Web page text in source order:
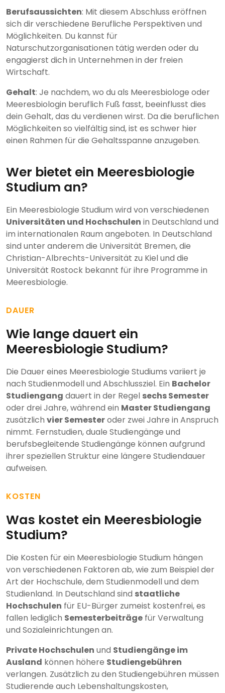
Berufsaussichten: Mit diesem Abschluss eröffnen
sich dir verschiedene Berufliche Perspektiven und
Möglichkeiten. Du kannst für
Naturschutzorganisationen tätig werden oder du
engagierst dich in Unternehmen in der freien
Wirtschaft.
Gehalt: Je nachdem, wo du als Meeresbiologe oder
Meeresbiologin beruflich Fuß fasst, beeinflusst dies
dein Gehalt, das du verdienen wirst. Da die beruflichen
Möglichkeiten so vielfältig sind, ist es schwer hier
einen Rahmen für die Gehaltsspanne anzugeben.
Wer bietet ein Meeresbiologie
Studium an?
Ein Meeresbiologie Studium wird von verschiedenen
Universitäten und Hochschulen in Deutschland und
im internationalen Raum angeboten. In Deutschland
sind unter anderem die Universität Bremen, die
Christian-Albrechts-Universität zu Kiel und die
Universität Rostock bekannt für ihre Programme in
Meeresbiologie.
DAUER
Wie lange dauert ein
Meeresbiologie Studium?
Die Dauer eines Meeresbiologie Studiums variiert je
nach Studienmodell und Abschlussziel. Ein Bachelor
Studiengang dauert in der Regel sechs Semester
oder drei Jahre, während ein Master Studiengang
zusätzlich vier Semesteroder zwei Jahre in Anspruch
nimmt. Fernstudien, duale Studiengänge und
berufsbegleitende Studiengänge können aufgrund
ihrer speziellen Struktur eine längere Studiendauer
aufweisen.
KOSTEN
Was kostet ein Meeresbiologie
Studium?
Die Kosten für ein Meeresbiologie Studium hängen
von verschiedenen Faktoren ab, wie zum Beispiel der
Art der Hochschule, dem Studienmodell und dem
Studienland. In Deutschland sind staatliche
Hochschulen für EU-Bürger zumeist kostenfrei, es
fallen lediglich Semesterbeiträge für Verwaltung
und Sozialeinrichtungen an.
Private Hochschulen und Studiengänge im
Ausland können höhere Studiengebühren
verlangen. Zusätzlich zu den Studiengebühren müssen
Studierende auch Lebenshaltungskosten,